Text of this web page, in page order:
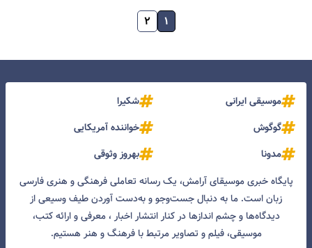
۱ ۲
موسیقی ایرانی
شکیرا
گوگوش
خواننده آمریکایی
مدونا
بهروز وثوقی
پایگاه خبری موسیقای آرامش، یک رسانه تعاملی فرهنگی و هنری فارسی
زبان است. ما به دنبال جست‌و‌جو و به‌دست آوردن طیف وسیعی از
دیدگاه‌ها و چشم انداز‌ها در کنار انتشار اخبار ، معرفی و ارائه کتب،
موسیقی، فیلم و تصاویر مرتبط با فرهنگ و هنر هستیم.